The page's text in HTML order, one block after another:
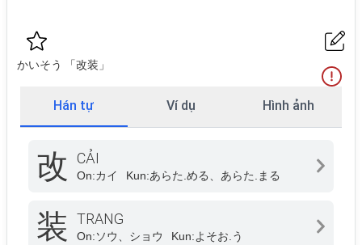
かいそう 「改装」
Hán tự Ví dụ Hình ảnh
改 CẢI
On:カイ Kun:あらた.める、あらた.まる
装 TRANG
On:ソウ、ショウ Kun:よそお.う